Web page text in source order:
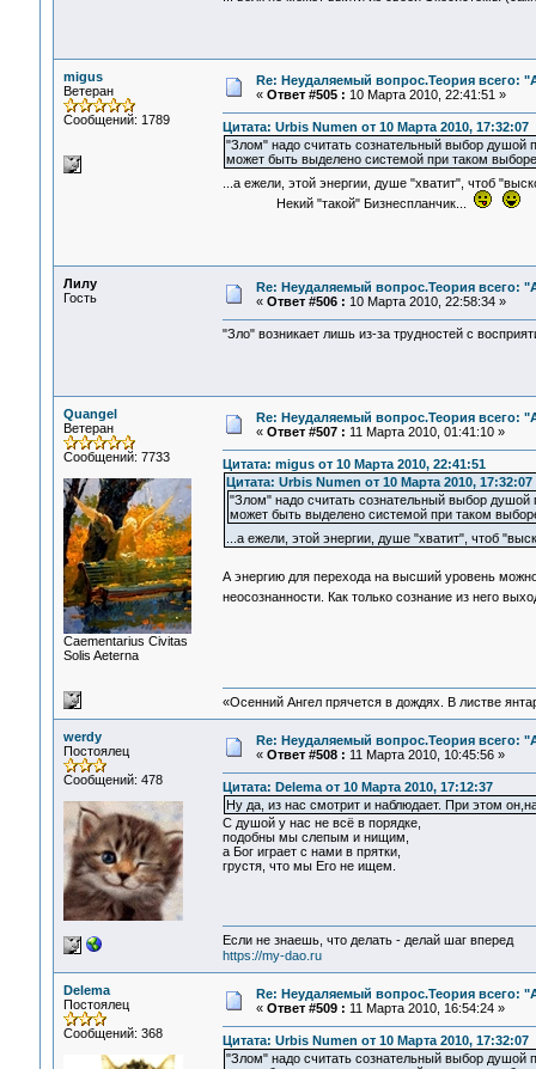
migus
Ветеран
Сообщений: 1789
Re: Неудаляемый вопрос.Теория всего:
« Ответ #505 : 10 Марта 2010, 22:41:51 »
Цитата: Urbis Numen от 10 Марта 2010, 17:32:07
"Злом" надо считать сознательный выбор душой
может быть выделено системой при таком
...а ежели, этой энергии, душе "хватит", чтоб
Некий "такой" Бизнеспланчик...
Лилу
Гость
Re: Неудаляемый вопрос.Теория всего:
« Ответ #506 : 10 Марта 2010, 22:58:34 »
"Зло" возникает лишь из-за трудностей с
Quangel
Ветеран
Сообщений: 7733
Сaementarius Civitas
Solis Aeterna
Re: Неудаляемый вопрос.Теория всего:
« Ответ #507 : 11 Марта 2010, 01:41:10 »
Цитата: migus от 10 Марта 2010, 22:41:51
Цитата: Urbis Numen от 10 Марта 2010, 17:32:07
"Злом" надо считать сознательный выбор душой
может быть выделено системой при таком
...а ежели, этой энергии, душе "хватит", чтоб
А энергию для перехода на высший уровень
неосознанности. Как только сознание из него
«Осенний Ангел прячется в дождях. В листве
werdy
Постоялец
Сообщений: 478
Re: Неудаляемый вопрос.Теория всего:
« Ответ #508 : 11 Марта 2010, 10:45:56 »
Цитата: Delema от 10 Марта 2010, 17:12:37
Ну да, из нас смотрит и наблюдает. При этом
С душой у нас не всё в порядке,
подобны мы слепым и нищим,
а Бог играет с нами в прятки,
грустя, что мы Его не ищем.
Если не знаешь, что делать - делай шаг вперед
https://my-dao.ru
Delema
Постоялец
Сообщений: 368
Re: Неудаляемый вопрос.Теория всего:
« Ответ #509 : 11 Марта 2010, 16:54:24 »
Цитата: Urbis Numen от 10 Марта 2010, 17:32:07
"Злом" надо считать сознательный выбор душой